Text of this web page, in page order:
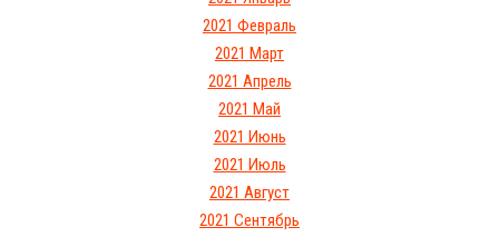
2021 Февраль
2021 Март
2021 Апрель
2021 Май
2021 Июнь
2021 Июль
2021 Август
2021 Сентябрь